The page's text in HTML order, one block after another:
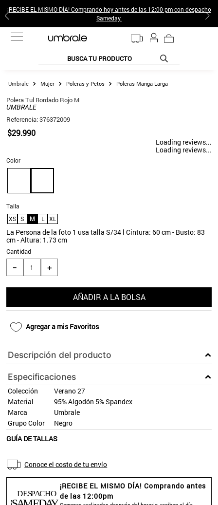
¡RECIBE EL MISMO DÍA! Comprando hoy antes de las 12:00 pm con despacho
Sameday.
BUSCA TU PRODUCTO
Mujer Poleras y Petos Poleras Manga Larga
Polera Tul Bordado Rojo M
UMBRALE
Referencia:376372009
$29.990
Loading reviews...
Loading reviews...
Talla
XS
S M L XL
Color
La Persona de la foto 1 usa talla S/34 l Cintura: 60 cm - Busto: 83
cm - Altura: 1.73 cm
Cantidad
＋
－
AÑADIR A LA BOLSA
Agregar a mis Favoritos
Descripción del producto
Especificaciones
Colección
Verano 27
Material
95% Algodón 5% Spandex
Marca
Umbrale
Grupo Color
Negro
GUÍA DE TALLAS
Conoce el costo de tu envío
¡RECIBE EL MISMO DÍA! Comprando antes
de las 12:00pm
TÉRMINOS MÁS BUSCADOS
2.
3.
7.
cafe
8.
collar
9.
blanco
10 .